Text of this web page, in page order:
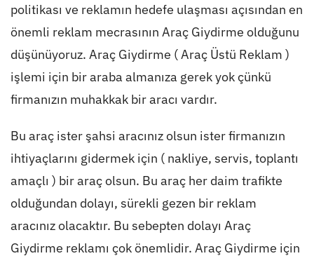
politikası ve reklamın hedefe ulaşması açısından en
önemli reklam mecrasının Araç Giydirme olduğunu
düşünüyoruz. Araç Giydirme ( Araç Üstü Reklam )
işlemi için bir araba almanıza gerek yok çünkü
firmanızın muhakkak bir aracı vardır.
Bu araç ister şahsi aracınız olsun ister firmanızın
ihtiyaçlarını gidermek için ( nakliye, servis, toplantı
amaçlı ) bir araç olsun. Bu araç her daim trafikte
olduğundan dolayı, sürekli gezen bir reklam
aracınız olacaktır. Bu sebepten dolayı Araç
Giydirme reklamı çok önemlidir. Araç Giydirme için